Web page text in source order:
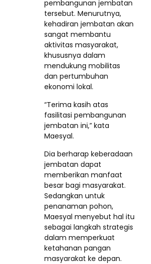
pembangunan jembatan
tersebut. Menurutnya,
kehadiran jembatan akan
sangat membantu
aktivitas masyarakat,
khususnya dalam
mendukung mobilitas
dan pertumbuhan
ekonomi lokal.
“Terima kasih atas
fasilitasi pembangunan
jembatan ini,” kata
Maesyal.
Dia berharap keberadaan
jembatan dapat
memberikan manfaat
besar bagi masyarakat.
Sedangkan untuk
penanaman pohon,
Maesyal menyebut hal itu
sebagai langkah strategis
dalam memperkuat
ketahanan pangan
masyarakat ke depan.